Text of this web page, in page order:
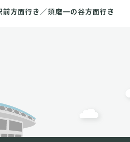
方面行き／須磨一の谷方面行き